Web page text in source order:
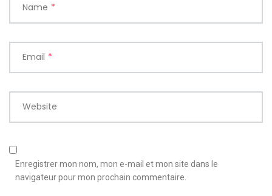
Name *
Email *
Website
Enregistrer mon nom, mon e-mail et mon site dans le
navigateur pour mon prochain commentaire.